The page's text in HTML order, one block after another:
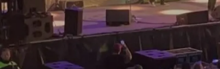
Die gesamte Agenda
Frühling
Wenn es regnet
Trendige Orte
Bester Brunch
Restaurants mit
Aufenthalte am Meer
Aufenthalte mit dem
Zug
Fahrradaufenthalte